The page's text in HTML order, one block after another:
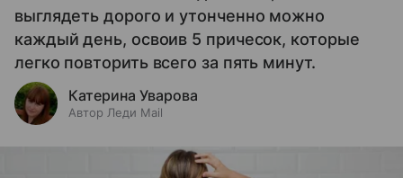
выглядеть дорого и утонченно можно
каждый день, освоив 5 причесок, которые
легко повторить всего за пять минут.
Катерина Уварова
Автор Леди Mail